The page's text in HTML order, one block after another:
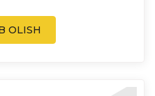
OLISH